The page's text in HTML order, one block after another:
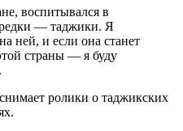
воспитывался в
— таджики. Я
ней, и если она станет
страны — я буду
ролики о таджикских